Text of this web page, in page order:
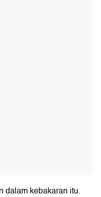
dalam kebakaran itu.